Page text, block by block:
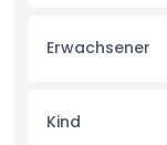
einen
interaktive
Erstbesucher oder
Perspektive
Erwachsener
Kind